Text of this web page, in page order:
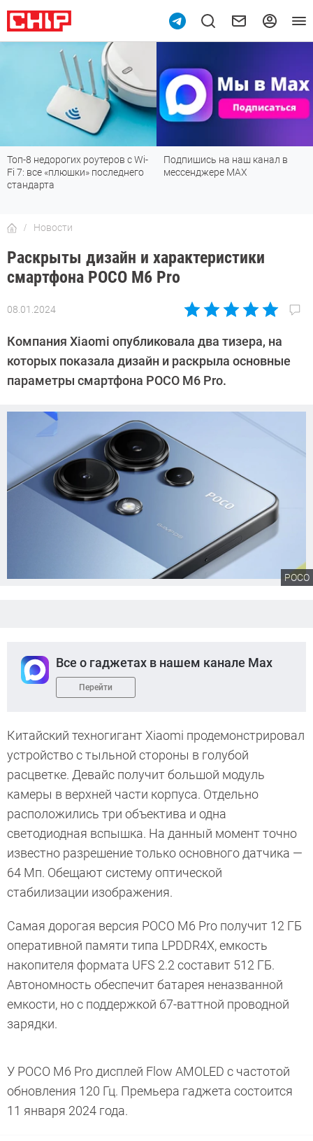
Топ-8 недорогих роутеров с Wi-
Fi 7: все «плюшки» последнего
стандарта
Подпишись на наш канал в
мессенджере МАХ
Новости
Раскрыты дизайн и характеристики
смартфона POCO M6 Pro
08.01.2024
Автор:
Калашников
Компания Xiaomi опубликовала два тизера, на
которых показала дизайн и раскрыла основные
параметры смартфона POCO M6 Pro.
POCO
Все о гаджетах в нашем канале Max
Перейти
Китайский техногигант Xiaomi продемонстрировал
устройство с тыльной стороны в голубой
расцветке. Девайс получит большой модуль
камеры в верхней части корпуса. Отдельно
расположились три объектива и одна
светодиодная вспышка. На данный момент точно
известно разрешение только основного датчика —
64 Мп. Обещают систему оптической
стабилизации изображения.
Самая дорогая версия POCO M6 Pro получит 12 ГБ
оперативной памяти типа LPDDR4X, емкость
накопителя формата UFS 2.2 составит 512 ГБ.
Автономность обеспечит батарея неназванной
емкости, но с поддержкой 67-ваттной проводной
зарядки.
У POCO M6 Pro дисплей Flow AMOLED с частотой
обновления 120 Гц. Премьера гаджета состоится
11 января 2024 года.